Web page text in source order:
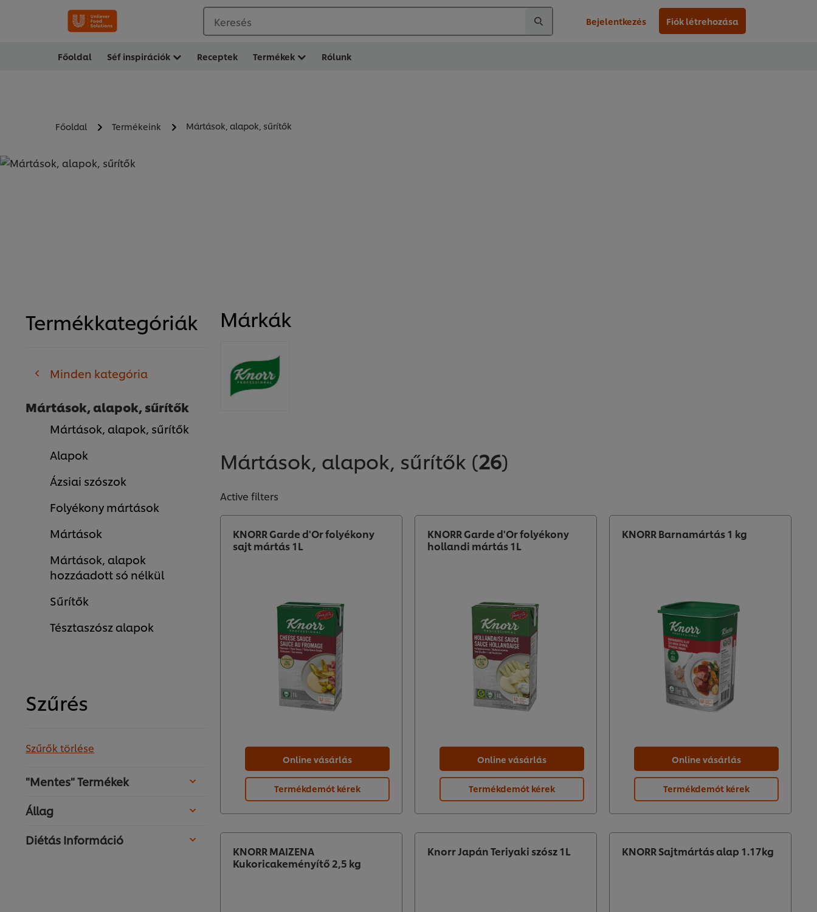
Keresés Bejelentkezés Fiók létrehozása
Főoldal Séf inspirációk Receptek Termékek Rólunk
Főoldal Termékeink Mártások, alapok, sűrítők
Termékkategóriák
Minden kategória
Mártások, alapok, sűrítők
Mártások, alapok, sűrítők
Alapok
Ázsiai szószok
Folyékony mártások
Mártások
Mártások, alapok
hozzáadott só nélkül
Sűrítők
Tésztaszósz alapok
Szűrés
Szűrők törlése
"Mentes" Termékek
Állag
Diétás Információ
Márkák
Mártások, alapok, sűrítők (26)
Active filters
KNORR Garde d'Or folyékony
sajt mártás 1L
Online vásárlás
Termékdemót kérek
KNORR Garde d'Or folyékony
hollandi mártás 1L
Online vásárlás
Termékdemót kérek
KNORR Barnamártás 1 kg
Online vásárlás
Termékdemót kérek
KNORR MAIZENA
Kukoricakeményítő 2,5 kg
Knorr Japán Teriyaki szósz 1L KNORR Sajtmártás alap 1.17kg